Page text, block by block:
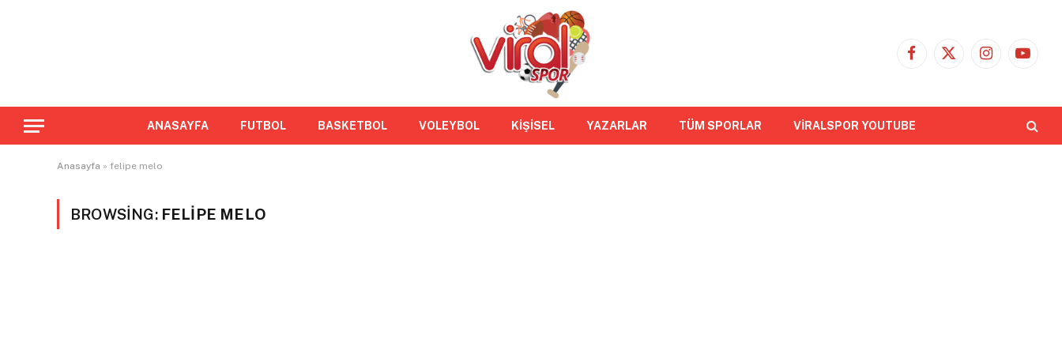
Facebook
X
Instagram
ANASAYFA FUTBOL BASKETBOL VOLEYBOL KİŞİSEL YAZARLAR TÜM SPORLAR VİRALSPOR YOUTUBE
Anasayfa » felipe melo
BROWSING: FELIPE MELO